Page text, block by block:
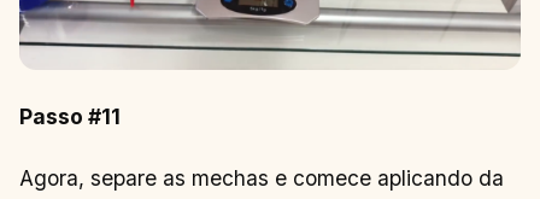
Passo #11
Agora, separe as mechas e comece aplicando da